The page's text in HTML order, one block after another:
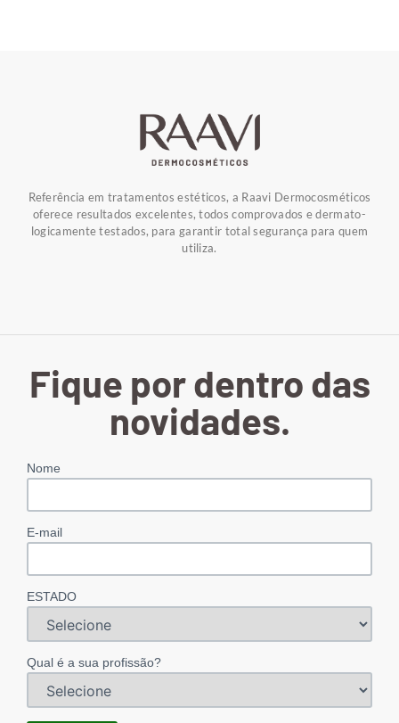
Referência em tratamentos estéticos, a Raavi Dermocosméticos
oferece resultados excelentes, todos comprovados e dermato-
logicamente testados, para garantir total segurança para quem
utiliza.
Fique por dentro das
novidades.
Nome
E-mail
ESTADO
Qual é a sua profissão?